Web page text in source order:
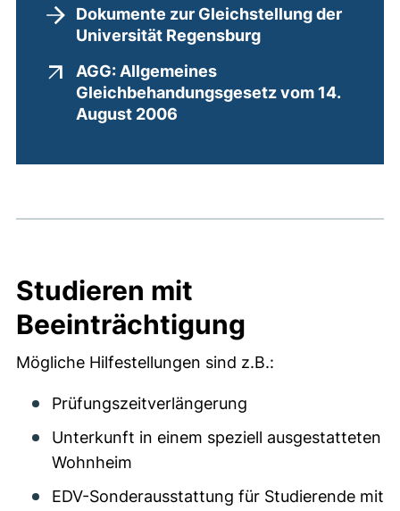
Dokumente zur Gleichstellung der
Universität Regensburg
AGG: Allgemeines
Gleichbehandungsgesetz vom 14.
August 2006
Studieren mit
Beeinträchtigung
Hilfsmöglichkeiten
Mögliche Hilfestellungen sind z.B.:
Prüfungszeitverlängerung
Unterkunft in einem speziell ausgestatteten
Wohnheim
EDV-Sonderausstattung für Studierende mit